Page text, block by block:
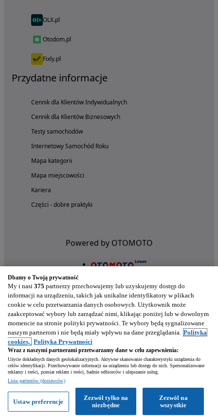
OLX.pl
Otodom.pl
Fixly.pl
Przydatne informacje
Cennik dla Klientów Indywidualnych
Cennik dla Klientów Biznesowych
Testy samochodów
Internetowy Samochód Roku
Mapa kategorii
Mapa miejscowości
Kariera
Części - dobre praktyki
Powered by OTOMOTO
Nasze aplikacje w twoim telefonie
Dbamy o Twoją prywatność
My i nasi 375 partnerzy przechowujemy lub uzyskujemy dostęp do
informacji na urządzeniu, takich jak unikalne identyfikatory w plikach
cookie w celu przetwarzania danych osobowych. Użytkownik może
zaakceptować wybory lub zarządzać nimi, klikając poniżej lub w dowolnym
momencie na stronie polityki prywatności. Te wybory będą sygnalizowane
naszym partnerom i nie będą miały wpływu na dane przeglądania. Polityka
cookies, Polityka Prywatności
Wraz z naszymi partnerami przetwarzamy dane w celu zapewnienia:
Użycie dokładnych danych geolokalizacyjnych. Aktywne skanowanie charakterystyki urządzenia do
celów identyfikacji. Przechowywanie informacji na urządzeniu lub dostęp do nich. Spersonalizowane
reklamy i treści, pomiar reklam i treści, badnie odbiorców i ulepszanie usług.
Lista partnerów (dostawców)
Zezwól na
wszystkie
Zezwól tylko na
niezbędne
Ustaw preferencje